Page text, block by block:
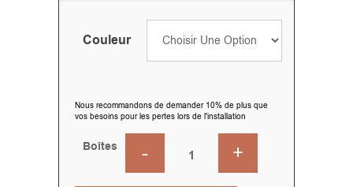
Couleur
Nous recommandons de demander 10% de plus que
vos besoins pour les pertes lors de l'installation
Boîtes